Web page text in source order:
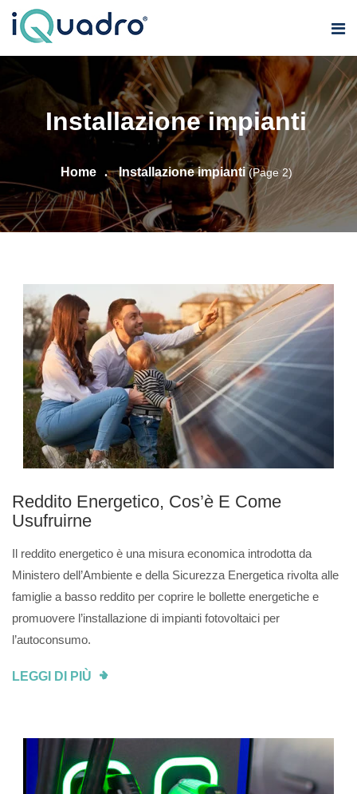
Installazione impianti
Home Installazione impianti(Page 2)
Reddito Energetico, Cos’è E Come
Usufruirne
Il reddito energetico è una misura economica introdotta da
Ministero dell’Ambiente e della Sicurezza Energetica rivolta alle
famiglie a basso reddito per coprire le bollette energetiche e
promuovere l’installazione di impianti fotovoltaici per
l’autoconsumo.
LEGGI DI PIÙ